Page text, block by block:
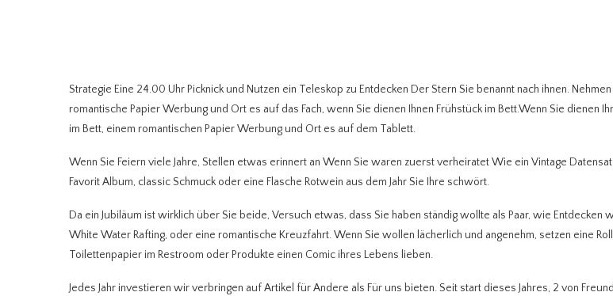
Strategie Eine 24.00 Uhr Picknick und Nutzen ein Teleskop zu Entdecken Der Stern Sie benannt nach ihnen. Nehmen
romantische Papier Werbung und Ort es auf das Fach, wenn Sie dienen Ihnen Frühstück im Bett.Wenn Sie dienen
im Bett, einem romantischen Papier Werbung und Ort es auf dem Tablett.
Wenn Sie Feiern viele Jahre, Stellen etwas erinnert an Wenn Sie waren zuerst verheiratet Wie ein Vintage
Favorit Album, classic Schmuck oder eine Flasche Rotwein aus dem Jahr Sie Ihre schwört.
Da ein Jubiläum ist wirklich über Sie beide, Versuch etwas, dass Sie haben ständig wollte als Paar, wie Entdecken
White Water Rafting, oder eine romantische Kreuzfahrt. Wenn Sie wollen lächerlich und angenehm, setzen eine
Toilettenpapier im Restroom oder Produkte einen Comic ihres Lebens lieben.
Jedes Jahr investieren wir verbringen auf Artikel für Andere als Für uns bieten. Seit start dieses Jahres, 2 von